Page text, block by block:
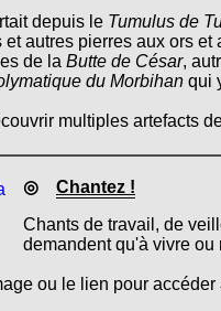
depuis le Tumulus de
autres pierres aux ors
de la Butte de César,
du Morbihan qui
multiples artefacts
◎ Chantez !
Chants de travail, de
demandent qu'à vivre ou
ou le lien pour